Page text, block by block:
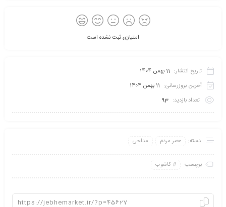
امتیازی ثبت نشده است
تاریخ انتشار: 11 بهمن 1404
آخرین بروزرسانی: 11 بهمن 1404
تعداد بازدید: 93
دسته: عصر مردم مداحی
برچسب: کاشوب